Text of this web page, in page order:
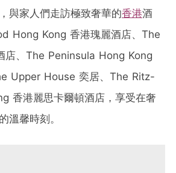
與家人們走訪極致奢華的香港酒
Hong Kong 香港瑰麗酒店、The
店、The Peninsula Hong Kong
Upper House 奕居、The Ritz-
香港麗思卡爾頓酒店，享受在奢
溫馨時刻。